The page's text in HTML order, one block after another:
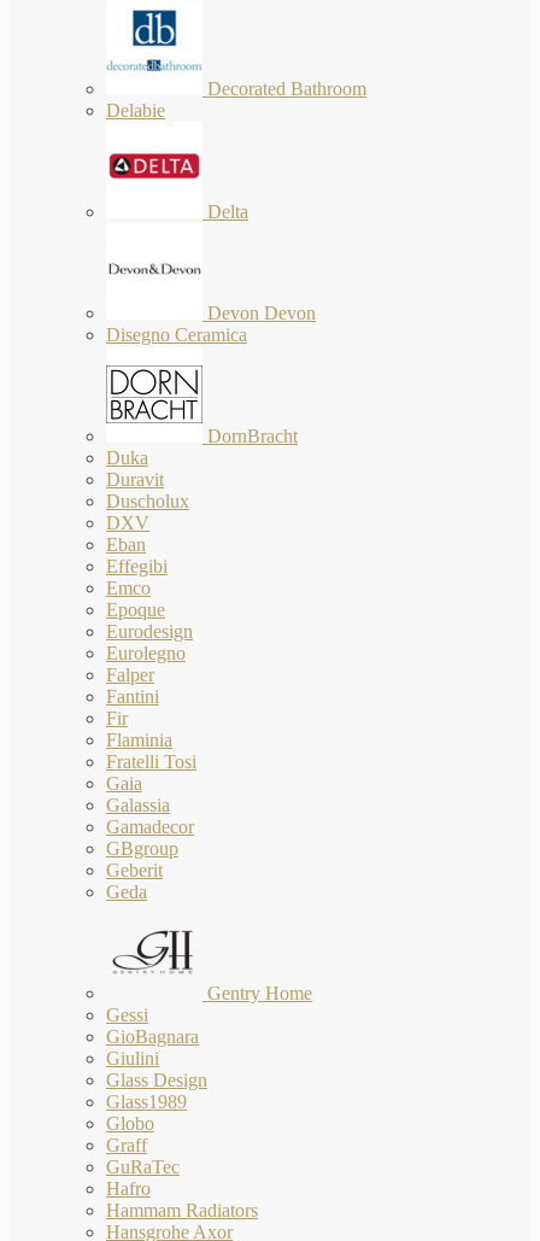
Decorated Bathroom
Delabie
Delta
Devon Devon
Disegno Ceramica
DornBracht
Duka
Duravit
Duscholux
DXV
Eban
Effegibi
Emco
Epoque
Eurodesign
Eurolegno
Falper
Fantini
Fir
Flaminia
Fratelli Tosi
Gaia
Galassia
Gamadecor
GBgroup
Geberit
Geda
Gentry Home
Gessi
GioBagnara
Giulini
Glass Design
Glass1989
Globo
Graff
GuRaTec
Hafro
Hammam Radiators
Hansgrohe Axor